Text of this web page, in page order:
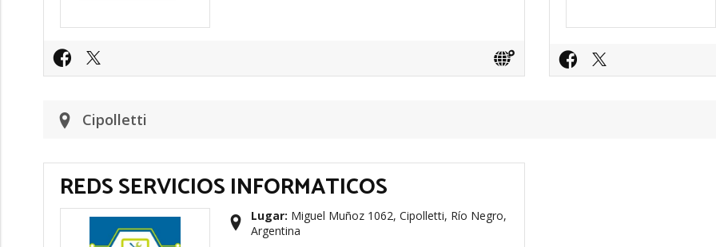
Cipolletti
REDS SERVICIOS INFORMATICOS
Lugar: Miguel Muñoz 1062, Cipolletti, Río Negro,
Argentina